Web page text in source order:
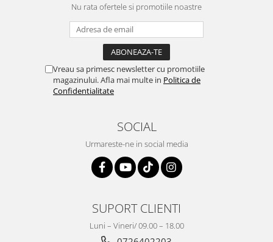
Nu rata ofertele si promotiile noastre
Vreau sa primesc newsletter cu promotiile
magazinului. Afla mai multe in Politica de
Confidentialitate
SOCIAL
Urmareste-ne in social media
SUPORT CLIENTI
Luni – Vineri/ 09.00 – 18.00